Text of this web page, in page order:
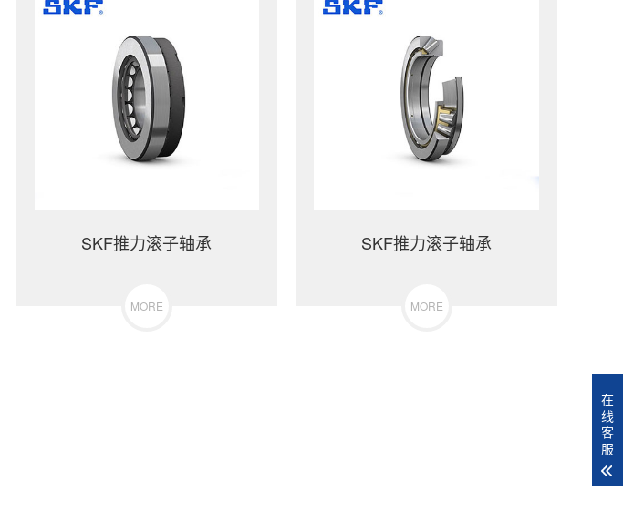
SKF推力滚子轴承
MORE
SKF推力滚子轴承
MORE
在
线
客
服